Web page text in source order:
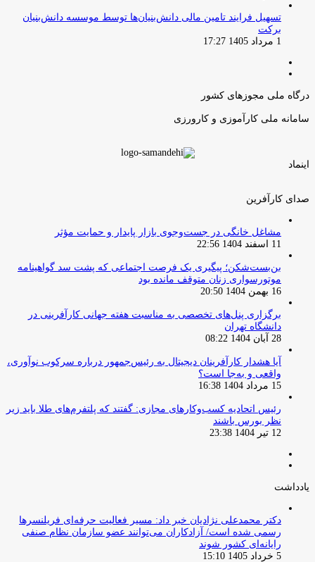
تسهیل فرایند تامین مالی دانش‌بنیان‌ها توسط موسسه دانش‌بنیان
برکت
1 مرداد 1405 17:27
درگاه ملی مجوزهای کشور
سامانه ملی کارآموزی و کارورزی
اینماد
صدای کارآفرین
مشاغل خانگی در جست‌وجوی بازار پایدار و حمایت مؤثر
11 اسفند 1404 22:56
بن‌بست‌شکن؛ پیگیری یک فرصت اجتماعی که پشت سد گواهینامه
موتورسواری زنان متوقف مانده بود
16 بهمن 1404 20:50
برگزاری پنل‌های تخصصی به مناسبت هفته جهانی کارآفرینی در
دانشگاه تهران
28 آبان 1404 08:22
آیا هشدار کارآفرینان دیجیتال به رئیس‌جمهور درباره سرکوب نوآوری،
واقعی و به‌جا است؟
15 مرداد 1404 16:38
‏رئیس اتحادیه کسب‌وکارهای مجازی: گفتند که پلتفرم‌های طلا باید زیر
نظر بورس باشند
12 تیر 1404 23:38
یادداشت
دکتر محمدعلی نژادیان خبر داد: مسیر فعالیت حرفه‌ای فریلنسرها
رسمی شده است/ آزادکاران می‌توانند عضو سازمان نظام صنفی
رایانه‌ای کشور شوند
5 خرداد 1405 15:10